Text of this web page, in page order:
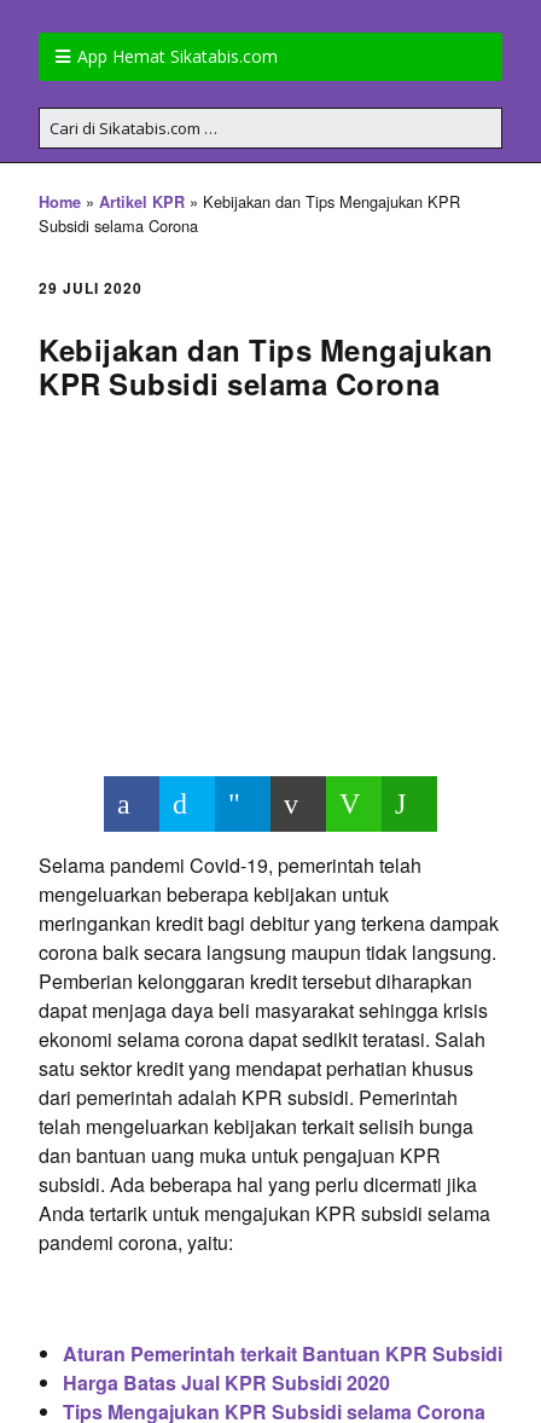
App Hemat Sikatabis.com
Home » Artikel KPR » Kebijakan dan Tips Mengajukan KPR
Subsidi selama Corona
29 JULI 2020
Kebijakan dan Tips Mengajukan
KPR Subsidi selama Corona
Selama pandemi Covid-19, pemerintah telah
mengeluarkan beberapa kebijakan untuk
meringankan kredit bagi debitur yang terkena dampak
corona baik secara langsung maupun tidak langsung.
Pemberian kelonggaran kredit tersebut diharapkan
dapat menjaga daya beli masyarakat sehingga krisis
ekonomi selama corona dapat sedikit teratasi. Salah
satu sektor kredit yang mendapat perhatian khusus
dari pemerintah adalah KPR subsidi. Pemerintah
telah mengeluarkan kebijakan terkait selisih bunga
dan bantuan uang muka untuk pengajuan KPR
subsidi. Ada beberapa hal yang perlu dicermati jika
Anda tertarik untuk mengajukan KPR subsidi selama
pandemi corona, yaitu:
Aturan Pemerintah terkait Bantuan KPR Subsidi
Harga Batas Jual KPR Subsidi 2020
Tips Mengajukan KPR Subsidi selama Corona